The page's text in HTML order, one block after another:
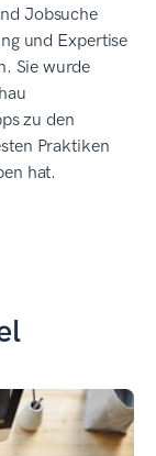
Jobsuche
und Expertise
Sie wurde
zu den
Praktiken
hat.